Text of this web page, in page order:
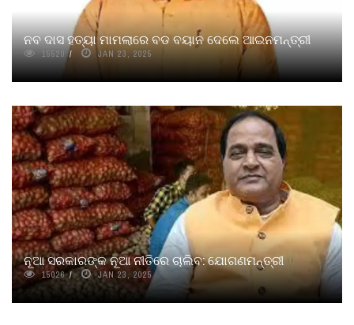
ନବ ଦାସ ହତ୍ୟା ମାମଲାରେ ବଡ ବୟାନ ଦେଲେ ଆଇନମନ୍ତ୍ରୀ
15520 JAN 23, 2025
ନୂଆ ସରକାରଙ୍କ ନୂଆ ନୀତିରେ ଚାଲିବ: ଯୋଗଣମନ୍ତ୍ରୀ
15026 JAN 23, 2025